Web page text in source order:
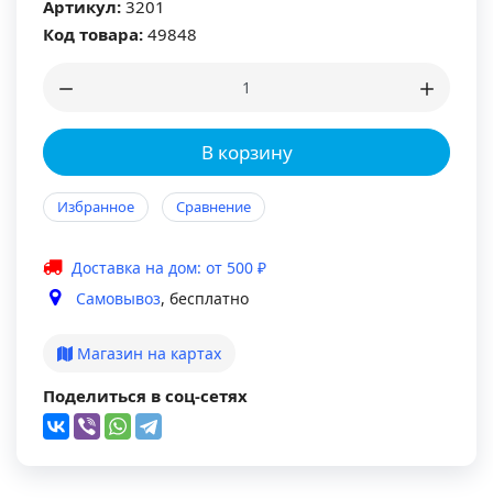
Артикул: 3201
Код товара: 49848
В корзину
Избранное Сравнение
Доставка на дом: от 500 ₽
Самовывоз, бесплатно
Магазин на картах
Поделиться в соц-сетях